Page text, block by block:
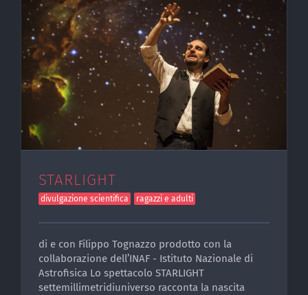
STARLIGHT
divulgazione scientifica ragazzi e adulti
di e con Filippo Tognazzo prodotto con la
collaborazione dell’INAF - Istituto Nazionale di
Astrofisica Lo spettacolo STARLIGHT
settemillimetridiuniverso racconta la nascita